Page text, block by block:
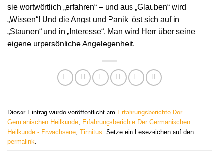
sie wortwörtlich „erfahren“ – und aus „Glauben“ wird
„Wissen“! Und die Angst und Panik löst sich auf in
„Staunen“ und in „Interesse“. Man wird Herr über seine
eigene urpersönliche Angelegenheit.
Dieser Eintrag wurde veröffentlicht am Erfahrungsberichte Der
Germanischen Heilkunde Erfahrungsberichte Der Germanischen
Heilkunde - Erwachsene Tinnitus . Setze ein Lesezeichen auf den
permalink